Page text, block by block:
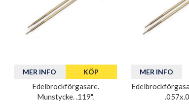
MER INFO KÖP
Edelbrockförgasare.
Munstycke. .119".
MER INFO